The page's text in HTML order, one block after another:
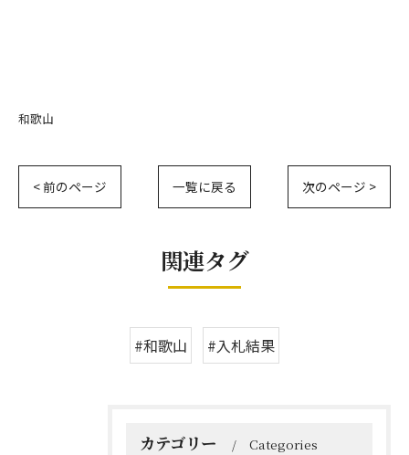
和歌山
< 前のページ 一覧に戻る 次のページ >
関連タグ
#和歌山 #入札結果
カテゴリー Categories